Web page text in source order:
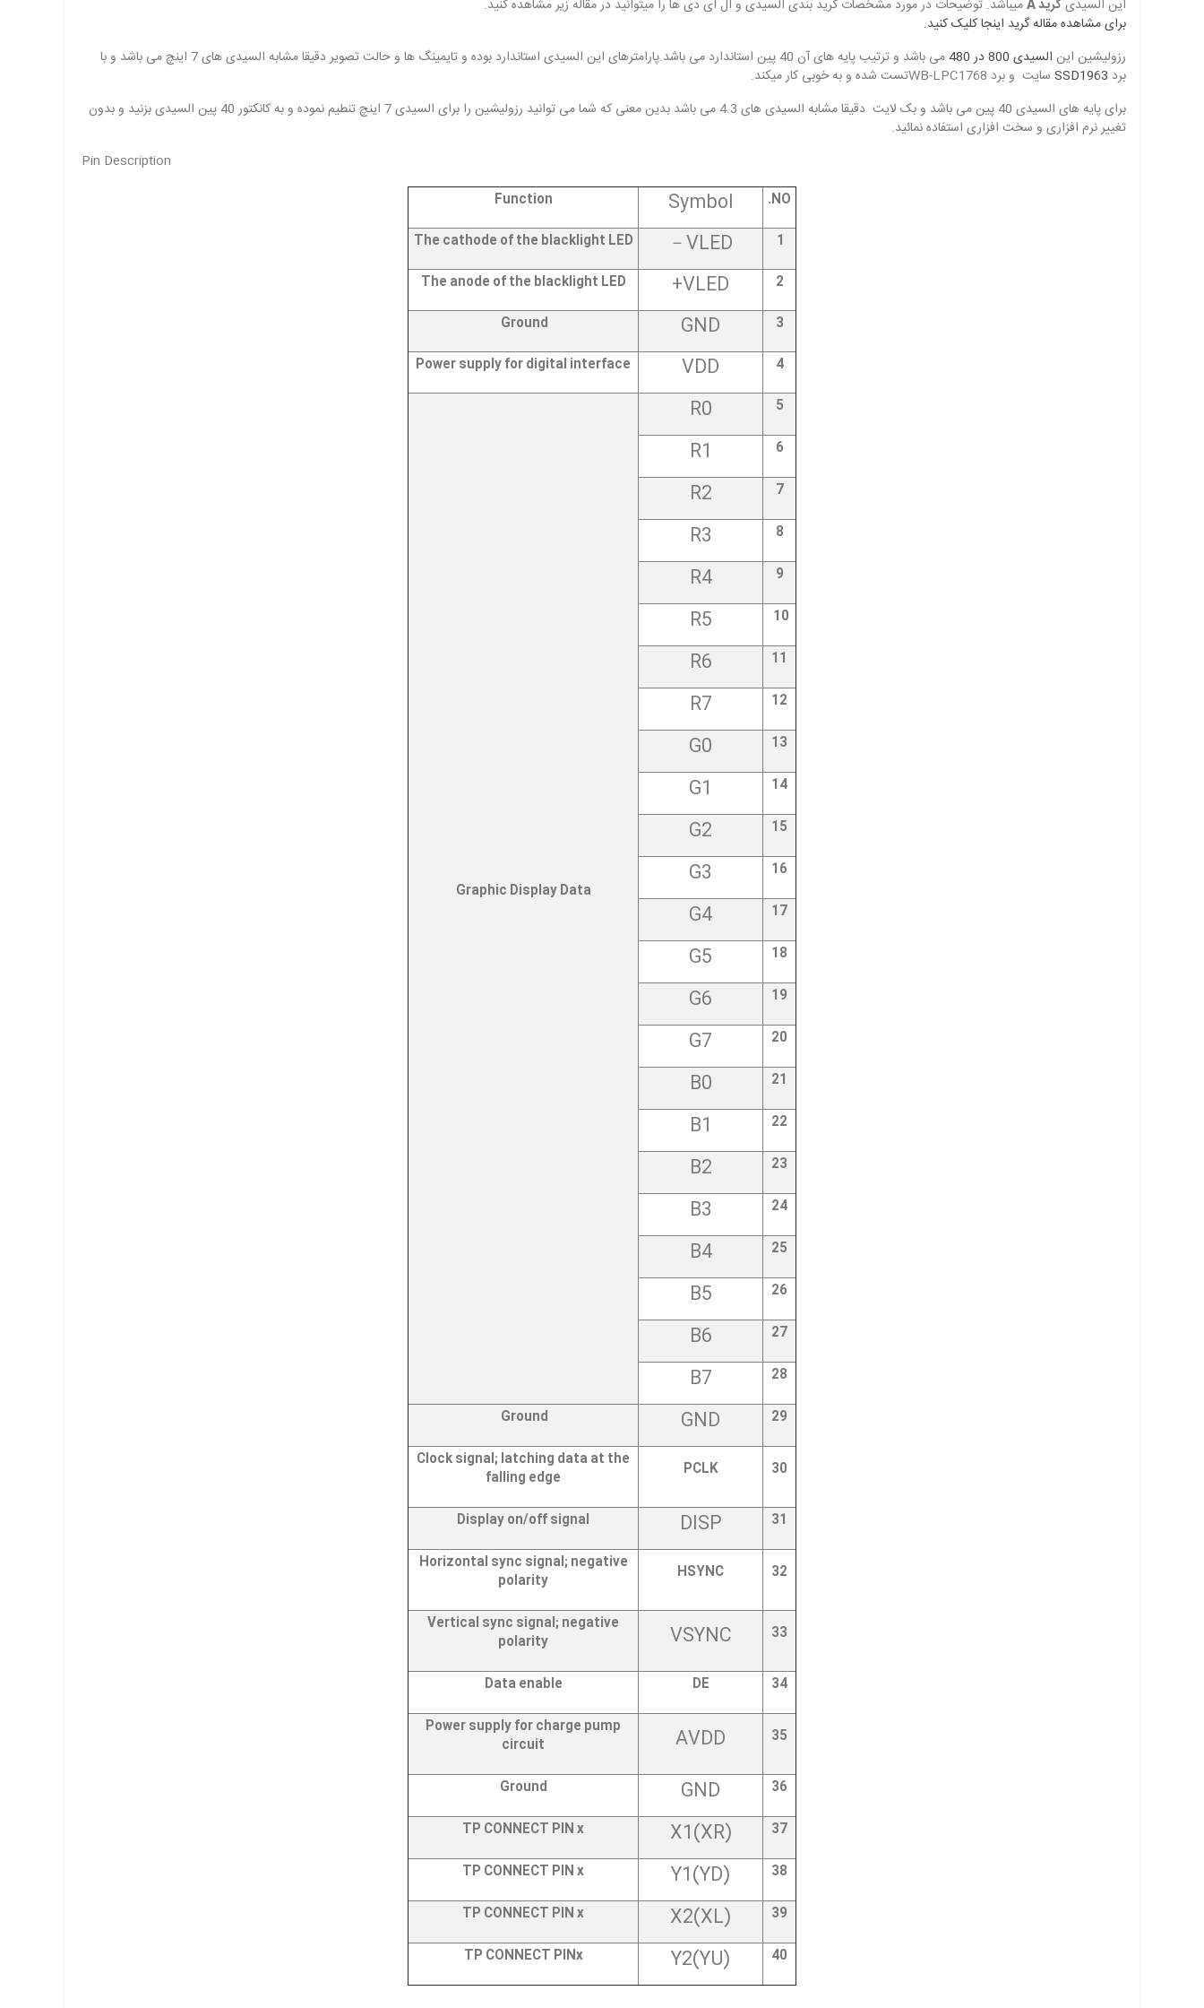
این السیدیگرید A
میباشد. توضیحات در مورد مشخصات گرید بندی السیدی و ال ای دی ها را میتوانید در مقاله زیر مشاهده کنید.
برای مشاهده مقاله گرید اینجا کلیک کنید.
رزولیشین این السیدی 800 در 480
می باشد و ترتیب پایه های آن 40 پین استاندارد می باشد.پارامترهای این السیدی استاندارد بوده و تایمینگ ها و حالت تصویر دقیقا مشابه السیدی های 7 اینچ می باشد و با
برد SSD1963 سایت و برد WB-LPC1768تست شده و به خوبی کار میکند.
برای پایه های السیدی 40 پین می باشد و بک لایت دقیقا مشابه السیدی های 4.3 می باشد بدین معنی که شما می توانید رزولیشین را برای السیدی 7 اینچ تنطیم نموده و به کانکتور 40 پین السیدی بزنید و بدون
تغییر نرم افزاری و سخت افزاری استفاده نمائید.
Pin Description
NO.
Symbol
Function
1
VLED－
The cathode of the blacklight LED
2
VLED+
The anode of the blacklight LED
3
GND
Ground
4
VDD
Power supply for digital interface
5
R0
Graphic Display Data
6
R1
7
R2
8
R3
9
R4
10
R5
11
R6
12
R7
13
G0
14
G1
15
G2
16
G3
17
G4
18
G5
19
G6
20
G7
21
B0
22
B1
23
B2
24
B3
25
B4
26
B5
27
B6
28
B7
29
GND
Ground
30
PCLK
Clock signal; latching data at the
falling edge
31
DISP
Display on/off signal
32
HSYNC
Horizontal sync signal; negative
polarity
33
VSYNC
Vertical sync signal; negative
polarity
34
DE
Data enable
35
AVDD
Power supply for charge pump
circuit
36
GND
Ground
37
X1(XR)
TP CONNECT PINx
38
Y1(YD)
TP CONNECT PINx
39
X2(XL)
TP CONNECT PINx
40
Y2(YU)
TP CONNECT PINx